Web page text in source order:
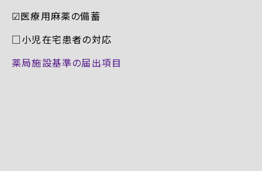
☑︎医療用麻薬の備蓄
□小児在宅患者の対応
薬局施設基準の届出項目